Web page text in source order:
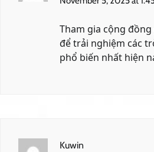
Tham gia cộng
để trải nghiệm các
phổ biến nhất hiện
Kuwin